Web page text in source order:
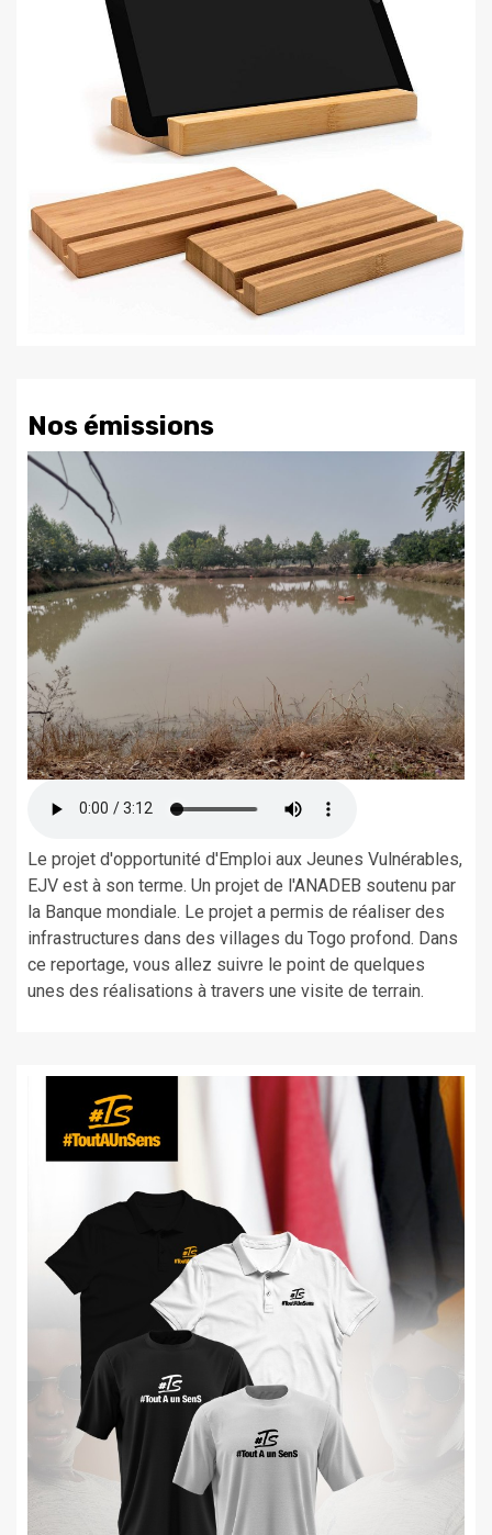
Nos émissions
Le projet d'opportunité d'Emploi aux Jeunes Vulnérables,
EJV est à son terme. Un projet de l'ANADEB soutenu par
la Banque mondiale. Le projet a permis de réaliser des
infrastructures dans des villages du Togo profond. Dans
ce reportage, vous allez suivre le point de quelques
unes des réalisations à travers une visite de terrain.